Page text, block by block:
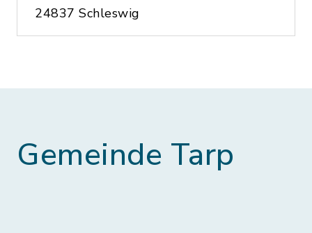
24837 Schleswig
Gemeinde Tarp